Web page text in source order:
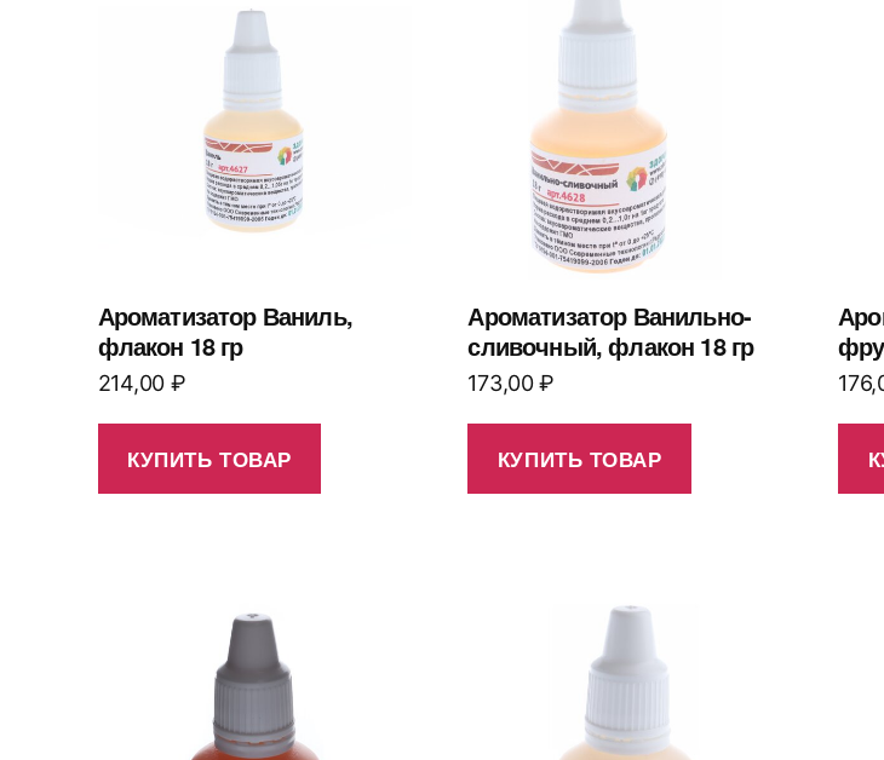
Ароматизатор Ваниль,
флакон 18 гр
214,00 ₽
КУПИТЬ ТОВАР
Ароматизатор Ванильно-
сливочный, флакон 18 гр
173,00₽
КУПИТЬ ТОВАР